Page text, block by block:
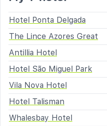
Hotel Ponta Delgada
The Lince Azores Great
Antillia Hotel
Hotel São Miguel Park
Vila Nova Hotel
Hotel Talisman
Whalesbay Hotel